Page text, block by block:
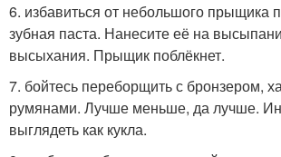
6. избавиться от небольшого прыщика
зубная паста. Нанесите её на
высыхания. Прыщик поблёкнет.
7. бойтесь переборщить с бронзером,
румянами. Лучше меньше, да лучше.
выглядеть как кукла.